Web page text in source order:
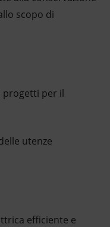
scopo di
progetti per il
utenze
efficiente e